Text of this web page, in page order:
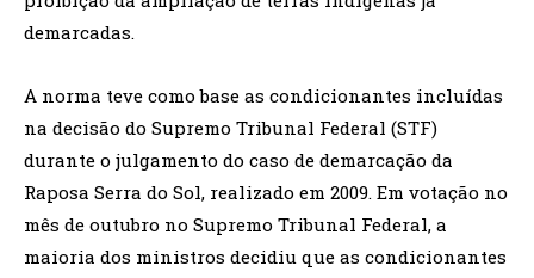
demarcadas.
A norma teve como base as condicionantes incluídas
na decisão do Supremo Tribunal Federal (STF)
durante o julgamento do caso de demarcação da
Raposa Serra do Sol, realizado em 2009. Em votação no
mês de outubro no Supremo Tribunal Federal, a
maioria dos ministros decidiu que as condicionantes